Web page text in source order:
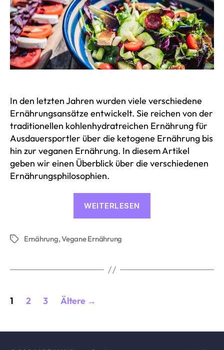
In den letzten Jahren wurden viele verschiedene
Ernährungsansätze entwickelt. Sie reichen von der
traditionellen kohlenhydratreichen Ernährung für
Ausdauersportler über die ketogene Ernährung bis
hin zur veganen Ernährung. In diesem Artikel
geben wir einen Überblick über die verschiedenen
Ernährungsphilosophien.
WEITERLESEN
für
Schlagwörter
Ernährung,Vegane Ernährung
Seitennummerierung
Beiträge
1 2 3 Ältere →